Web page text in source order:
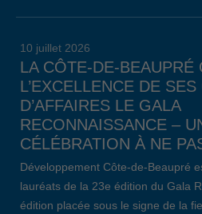
10 juillet 2026
LA CÔTE-DE-BEAUPRÉ
L’EXCELLENCE DE
D’AFFAIRES LE GALA
RECONNAISSANCE –
CÉLÉBRATION À NE
Développement Côte-de-Beaupré
lauréats de la 23e édition du Gala
édition placée sous le signe de la